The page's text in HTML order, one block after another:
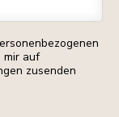
mir auf
zusenden